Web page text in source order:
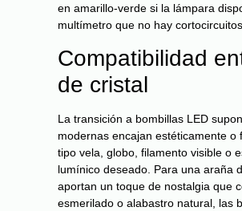
en amarillo-verde si la lámpara
multímetro que no hay
Compatibilidad
de cristal
La transición a bombillas LED
modernas encajan estéticamente
tipo vela, globo, filamento visible o
lumínico deseado. Para una araña
aportan un toque de nostalgia que
esmerilado o alabastro natural, las